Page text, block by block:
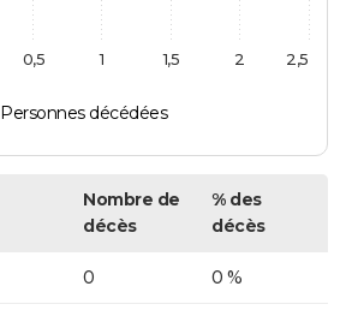
Personnes décédées
0,5 1 1,5 2 2,5
Nombre de
décès
% des
décès
0 0 %